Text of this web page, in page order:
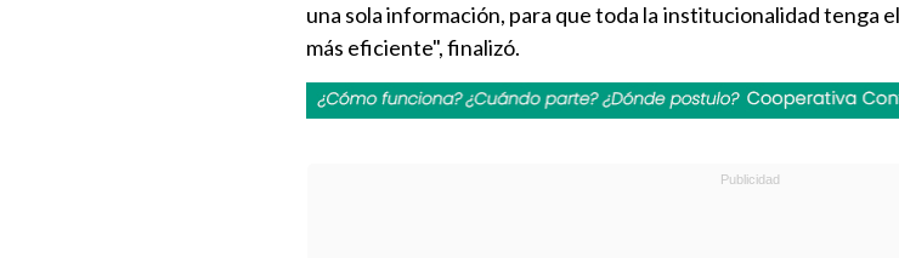
una sola información, para que toda la institucionalidad tenga
más eficiente", finalizó.